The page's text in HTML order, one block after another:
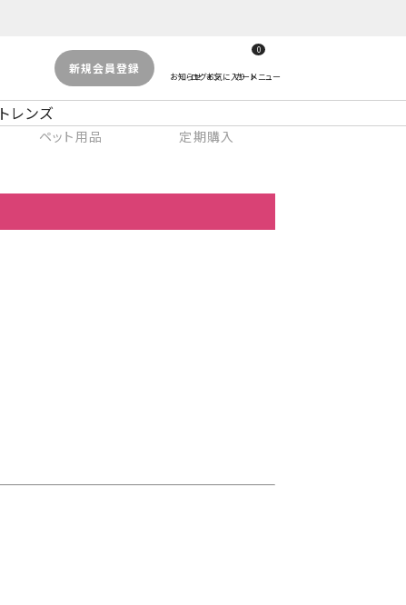
新規会員登録
0
レンズ
ペット用品 定期購入